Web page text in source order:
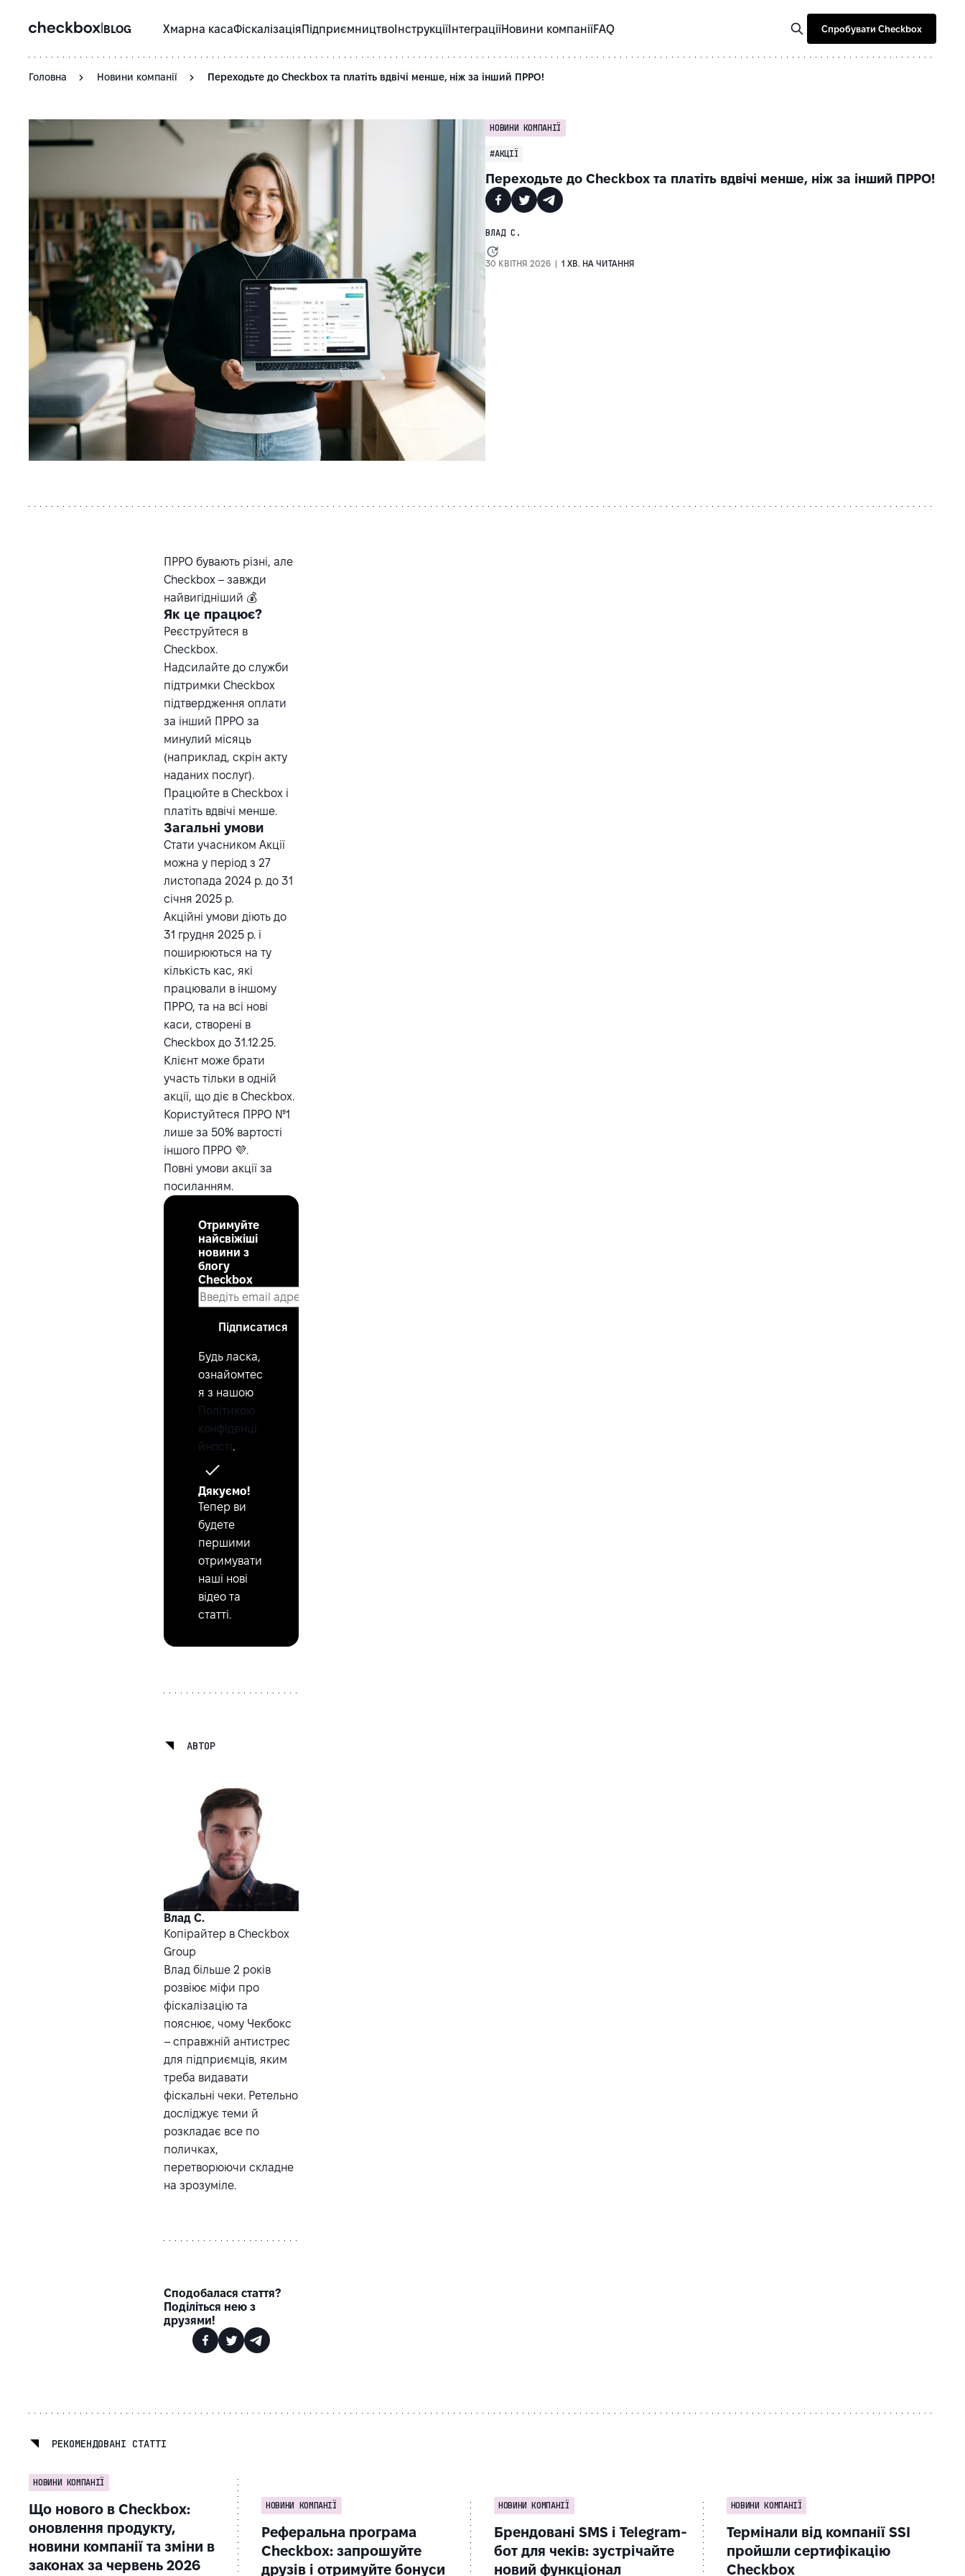
|BLOG Хмарна касаФіскалізація Підприємництво Інструкції ІнтеграціїНовини компаніїFAQ Спробувати Checkbox
Головна Новини компанії Переходьте до Checkbox та платіть вдвічі менше, ніж за інший ПРРО!
НОВИНИ КОМПАНІЇ
#АКЦІЇ
Переходьте до Checkbox та платіть вдвічі менше, ніж за інший ПРРО!
ВЛАД С.
30 КВІТНЯ 2026 | 1 ХВ. НА ЧИТАННЯ
ПРРО бувають різні, але
Checkbox – завжди
найвигідніший 💰
Як це працює?
Реєструйтеся в
Checkbox.
Надсилайте до служби
підтримки Checkbox
підтвердження оплати
за інший ПРРО за
минулий місяць
(наприклад, скрін акту
наданих послуг).
Працюйте в Checkbox і
платіть вдвічі менше.
Загальні умови
Стати учасником Акції
можна у період з 27
листопада 2024 р. до 31
січня 2025 р.
Акційні умови діють до
31 грудня 2025 р. і
поширюються на ту
кількість кас, які
працювали в іншому
ПРРО, та на всі нові
каси, створені в
Checkbox до 31.12.25.
Клієнт може брати
участь тільки в одній
акції, що діє в Checkbox.
Користуйтеся ПРРО №1
лише за 50% вартості
іншого ПРРО 💜.
Повні умови акції за
посиланням.
Отримуйте
найсвіжіші
новини з
блогу
Checkbox
Підписатися
Будь ласка,
ознайомтес
я з нашою
Політикою
конфіденці
йності.
Дякуємо!
Тепер ви
будете
першими
отримувати
наші нові
відео та
статті.
АВТОР
Влад С.
Копірайтер в Checkbox
Group
Влад більше 2 років
розвіює міфи про
фіскалізацію та
пояснює, чому Чекбокс
– справжній антистрес
для підприємців, яким
треба видавати
фіскальні чеки. Ретельно
досліджує теми й
розкладає все по
поличках,
перетворюючи складне
на зрозуміле.
Сподобалася стаття?
Поділіться нею з
друзями!
РЕКОМЕНДОВАНІ СТАТТІ
НОВИНИ КОМПАНІЇ
Що нового в Checkbox:
оновлення продукту,
новини компанії та зміни в
законах за червень 2026
НОВИНИ КОМПАНІЇ
Реферальна програма
Checkbox: запрошуйте
друзів і отримуйте бонуси
НОВИНИ КОМПАНІЇ
Брендовані SMS і Telegram-
бот для чеків: зустрічайте
новий функціонал
НОВИНИ КОМПАНІЇ
Термінали від компанії SSI
пройшли сертифікацію
Checkbox